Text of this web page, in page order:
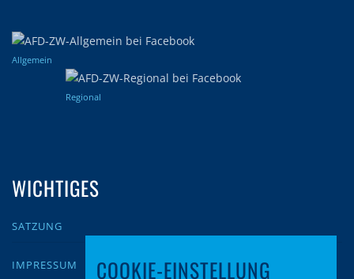
Allgemein
Regional
WICHTIGES
SATZUNG
IMPRESSUM COOKIE-EINSTELLUNG